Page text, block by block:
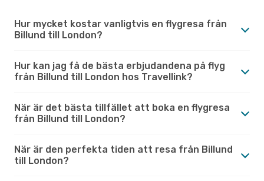
Hur mycket kostar vanligtvis en flygresa från
Billund till London?
Hur kan jag få de bästa erbjudandena på flyg
från Billund till London hos Travellink?
När är det bästa tillfället att boka en flygresa
från Billund till London?
När är den perfekta tiden att resa från Billund
till London?